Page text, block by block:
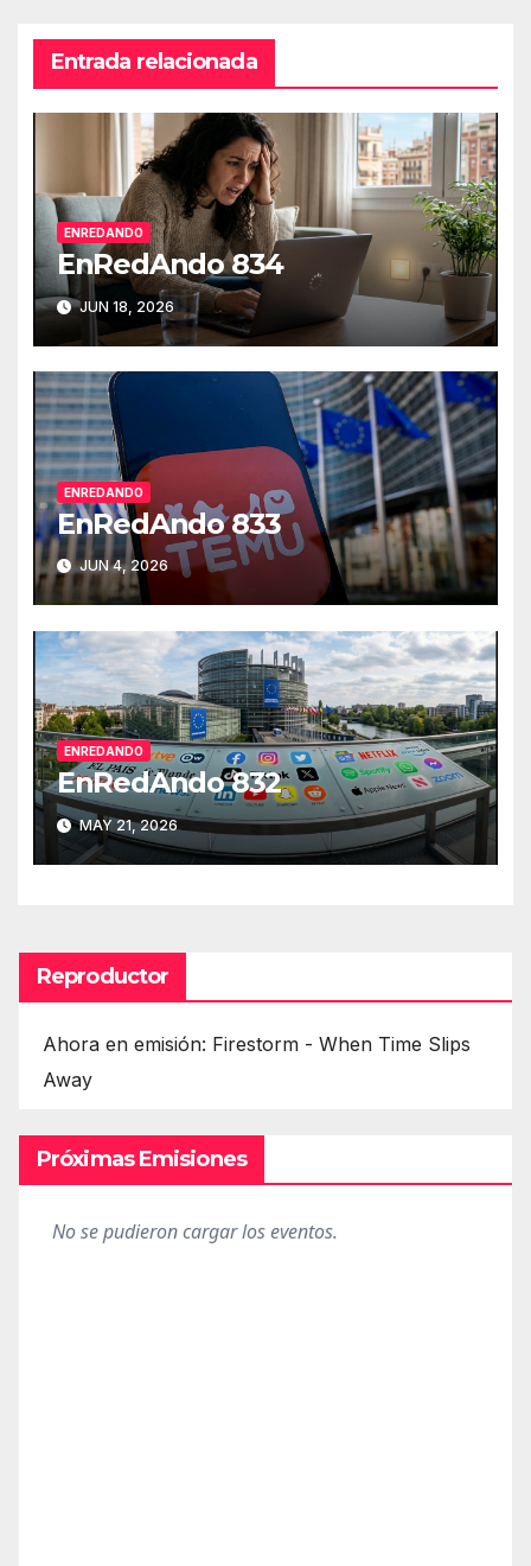
Entrada relacionada
ENREDANDO
EnRedAndo 834
JUN 18, 2026
ENREDANDO
EnRedAndo 833
JUN 4, 2026
ENREDANDO
EnRedAndo 832
MAY 21, 2026
Reproductor
Ahora en emisión: Firestorm - When Time Slips
Away
Próximas Emisiones